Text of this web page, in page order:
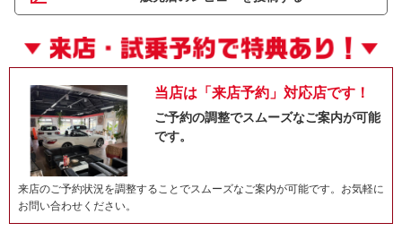
当店は「来店予約」対応店です！
ご予約の調整でスムーズなご案内が可能
です。
来店のご予約状況を調整することでスムーズなご案内が可能です。お気軽に
お問い合わせください。